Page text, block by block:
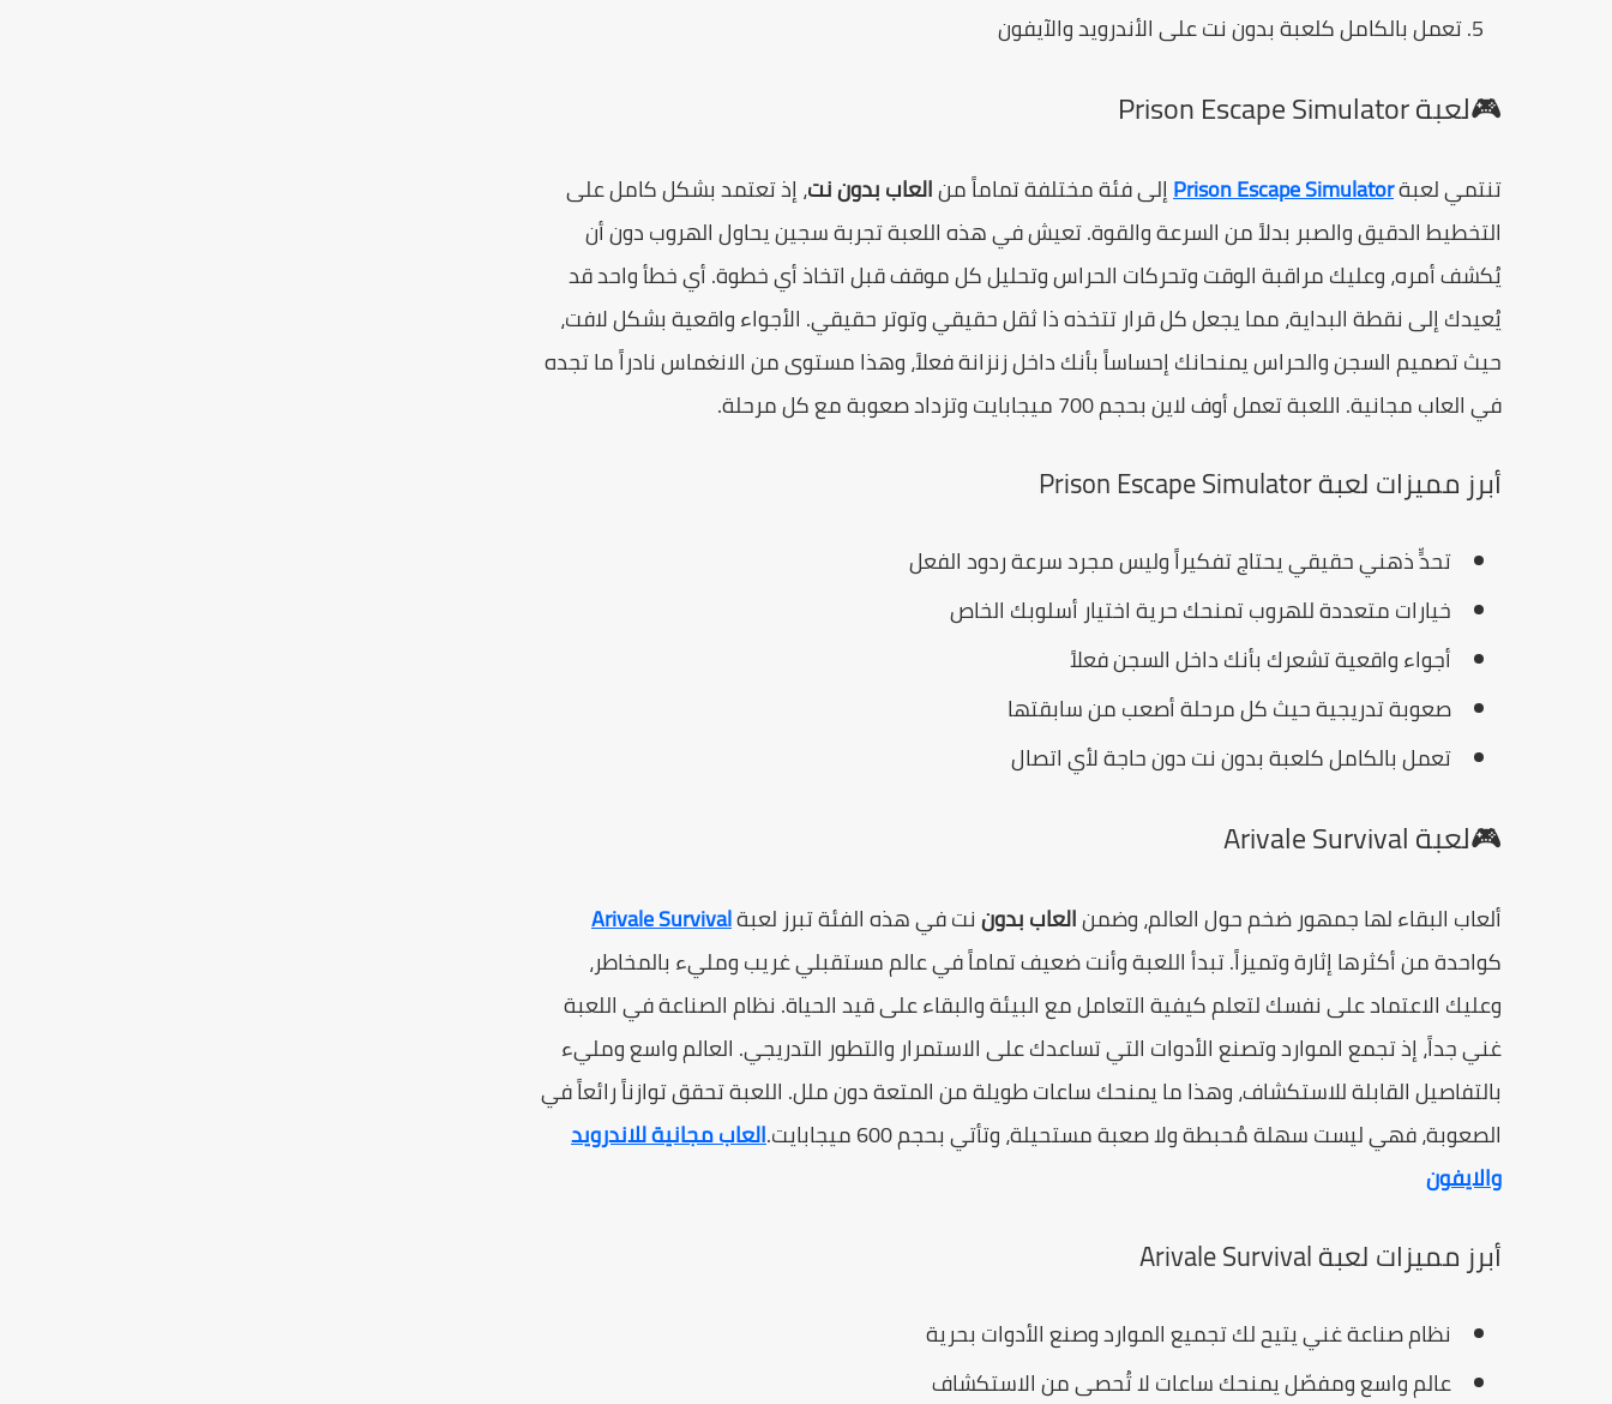
تعمل بالكامل كلعبة بدون نت على الأندرويد والآيفون
🎮لعبة Prison Escape Simulator
تنتمي لعبةPrison Escape Simulatorإلى فئة مختلفة تماماً منالعاب بدون نت، إذ تعتمد بشكل كامل على
التخطيط الدقيق والصبر بدلاً من السرعة والقوة. تعيش في هذه اللعبة تجربة سجين يحاول الهروب دون أن
يُكشف أمره، وعليك مراقبة الوقت وتحركات الحراس وتحليل كل موقف قبل اتخاذ أي خطوة. أي خطأ واحد قد
يُعيدك إلى نقطة البداية، مما يجعل كل قرار تتخذه ذا ثقل حقيقي وتوتر حقيقي. الأجواء واقعية بشكل لافت،
حيث تصميم السجن والحراس يمنحانك إحساساً بأنك داخل زنزانة فعلاً، وهذا مستوى من الانغماس نادراً ما تجده
في العاب مجانية. اللعبة تعمل أوف لاين بحجم 700 ميجابايت وتزداد صعوبة مع كل مرحلة.
أبرز مميزات لعبة Prison Escape Simulator
تحدٍّ ذهني حقيقي يحتاج تفكيراً وليس مجرد سرعة ردود الفعل
خيارات متعددة للهروب تمنحك حرية اختيار أسلوبك الخاص
أجواء واقعية تشعرك بأنك داخل السجن فعلاً
صعوبة تدريجية حيث كل مرحلة أصعب من سابقتها
تعمل بالكامل كلعبة بدون نت دون حاجة لأي اتصال
🎮لعبة Arivale Survival
ألعاب البقاء لها جمهور ضخم حول العالم، وضمنالعاب بدوننت في هذه الفئة تبرز لعبةArivale Survival
كواحدة من أكثرها إثارة وتميزاً. تبدأ اللعبة وأنت ضعيف تماماً في عالم مستقبلي غريب ومليء بالمخاطر،
وعليك الاعتماد على نفسك لتعلم كيفية التعامل مع البيئة والبقاء على قيد الحياة. نظام الصناعة في اللعبة
غني جداً، إذ تجمع الموارد وتصنع الأدوات التي تساعدك على الاستمرار والتطور التدريجي. العالم واسع ومليء
بالتفاصيل القابلة للاستكشاف، وهذا ما يمنحك ساعات طويلة من المتعة دون ملل. اللعبة تحقق توازناً رائعاً في
الصعوبة، فهي ليست سهلة مُحبطة ولا صعبة مستحيلة، وتأتي بحجم 600 ميجابايت.
العاب مجانية للاندرويد
والايفون
أبرز مميزات لعبة Arivale Survival
نظام صناعة غني يتيح لك تجميع الموارد وصنع الأدوات بحرية
عالم واسع ومفصّل يمنحك ساعات لا تُحصى من الاستكشاف